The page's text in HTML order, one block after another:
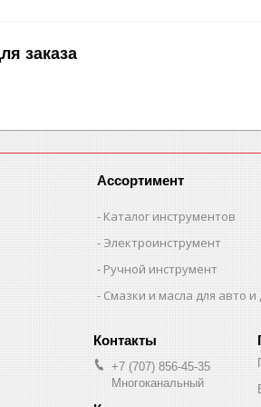
заказа
Ассортимент
Каталог инструментов
Электроинструмент
Ручной инструмент
Смазки и масла для авто и
+7 (707) 856-45-35
Многоканальный